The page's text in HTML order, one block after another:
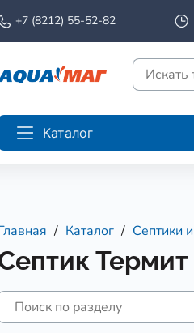
+7 (8212) 55-52-82
Каталог
Каталог Септики